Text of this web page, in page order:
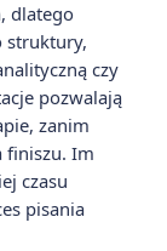
dlatego
struktury,
czy
pozwalają
zanim
finiszu. Im
czasu
pisania